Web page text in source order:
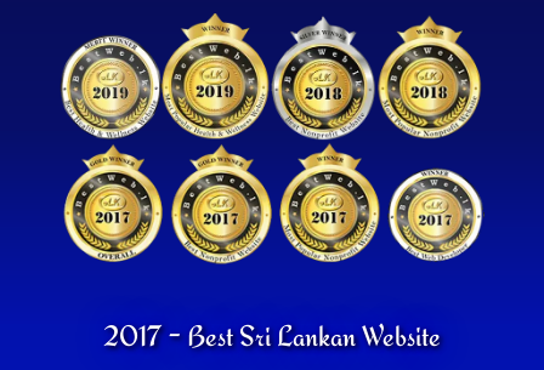
2017 - Best Sri Lankan Website